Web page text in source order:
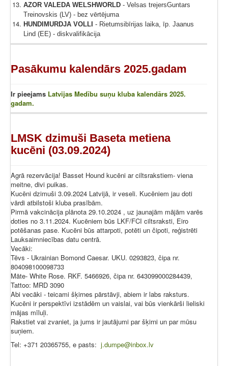
AZOR VALEDA WELSHWORLD - Velsas trejersGuntars
Treinovskis (LV) - bez vērtējuma
HUNDIMURDJA VOLLI - Rietumsibīrijas laika, īp. Jaanus
Lind (EE) - diskvalifikācija
Pasākumu kalendārs 2025.gadam
Ir pieejams Latvijas Medību suņu kluba kalendārs 2025.
gadam.
LMSK dzimuši Baseta metiena
kucēni (03.09.2024)
Agrā rezervācija! Basset Hound kucēni ar ciltsrakstiem- viena
meitne, divi puikas.
Kucēni dzimuši 3.09.2024 Latvijā, ir veseli. Kucēniem jau doti
vārdi atbilstoši kluba prasībām.
Pirmā vakcinācija plānota 29.10.2024 , uz jaunajām mājām varēs
doties no 3.11.2024. Kucēniem būs LKF/FCI ciltsraksti, Eiro
potēšanas pase. Kucēni būs attarpoti, potēti un čipoti, reģistrēti
Lauksaimniecības datu centrā.
Vecāki:
Tēvs - Ukrainian Bomond Caesar. UKU. 0293823, čipa nr.
804098100098733
Māte- White Rose. RKF. 5466926, čipa nr. 643099000284439,
Tattoo: MRD 3090
Abi vecāki - teicami šķirnes pārstāvji, abiem ir labs raksturs.
Kucēni ir perspektīvi izstādēm un vaislai, vai būs vienkārši lieliski
mājas mīluļi.
Rakstiet vai zvaniet, ja jums ir jautājumi par šķirni un par mūsu
suņiem.
Tel: +371 20365755, e pasts: j.dumpe@inbox.lv